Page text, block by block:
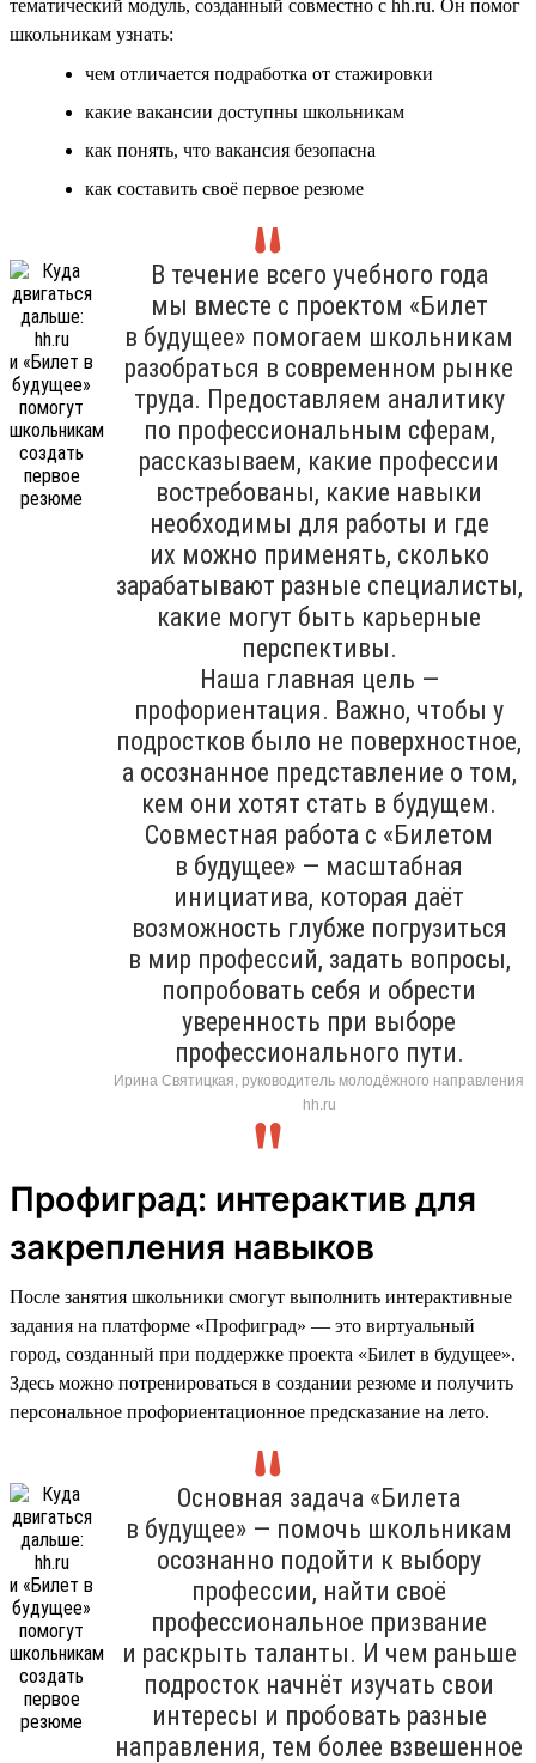
тематический модуль, созданный совместно с hh.ru. Он помог
школьникам узнать:
чем отличается подработка от стажировки
какие вакансии доступны школьникам
как понять, что вакансия безопасна
как составить своё первое резюме
В течение всего учебного года
мы вместе с проектом «Билет
в будущее» помогаем школьникам
разобраться в современном рынке
труда. Предоставляем аналитику
по профессиональным сферам,
рассказываем, какие профессии
востребованы, какие навыки
необходимы для работы и где
их можно применять, сколько
зарабатывают разные специалисты,
какие могут быть карьерные
перспективы.
Наша главная цель —
профориентация. Важно, чтобы у
подростков было не поверхностное,
а осознанное представление о том,
кем они хотят стать в будущем.
Совместная работа с «Билетом
в будущее» — масштабная
инициатива, которая даёт
возможность глубже погрузиться
в мир профессий, задать вопросы,
попробовать себя и обрести
уверенность при выборе
профессионального пути.
Ирина Святицкая, руководитель молодёжного направления
hh.ru
Профиград: интерактив для
закрепления навыков
После занятия школьники смогут выполнить интерактивные
задания на платформе «Профиград» — это виртуальный
город, созданный при поддержке проекта «Билет в будущее».
Здесь можно потренироваться в создании резюме и получить
персональное профориентационное предсказание на лето.
Основная задача «Билета
в будущее» — помочь школьникам
осознанно подойти к выбору
профессии, найти своё
профессиональное призвание
и раскрыть таланты. И чем раньше
подросток начнёт изучать свои
интересы и пробовать разные
направления, тем более взвешенное